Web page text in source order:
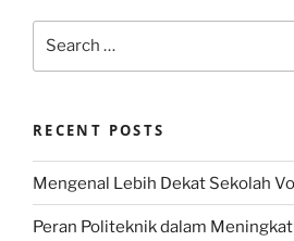
RECENT POSTS
Mengenal Lebih Dekat Sekolah
Peran Politeknik dalam